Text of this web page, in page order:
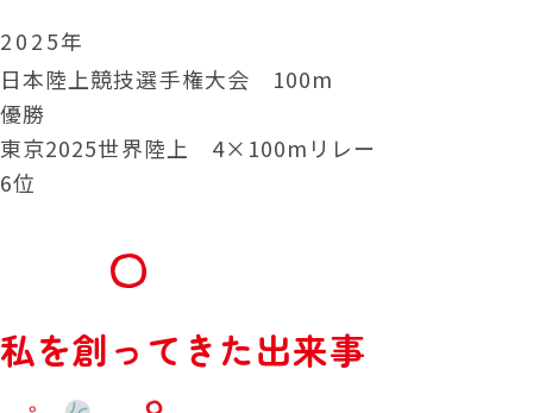
2025年
日本陸上競技選手権大会 100m
優勝
東京2025世界陸上 4×100mリレー
6位
私を創ってきた出来事